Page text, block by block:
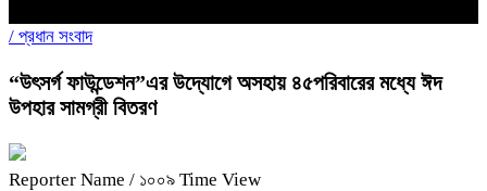
/ প্রধান সংবাদ
“উৎসর্গ ফাউন্ডেশন”এর উদ্যোগে অসহায় ৪৫পরিবারের মধ্যে ঈদ
উপহার সামগ্রী বিতরণ
Reporter Name / ১০০৯ Time View